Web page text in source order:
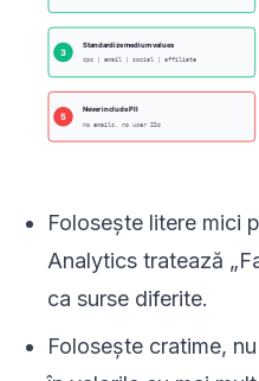
Folosește litere mici
Analytics tratează
ca surse diferite.
Folosește cratime,